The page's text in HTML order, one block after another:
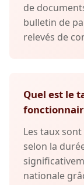
de
bulletin de
relevés de
Quel est le
Les taux
selon la
nationale